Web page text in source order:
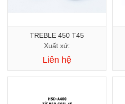
TREBLE 450 T45
Xuất xứ:
Liên hệ